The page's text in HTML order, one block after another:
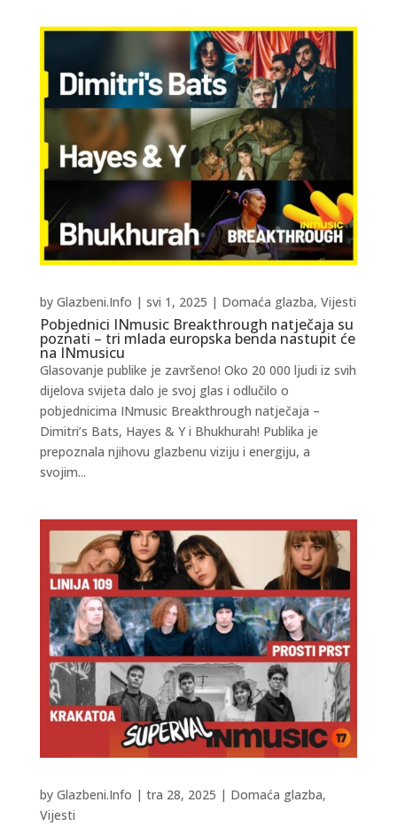
Pobjednici INmusic Breakthrough natječaja su
poznati – tri mlada europska benda nastupit će
na INmusicu
by Glazbeni.Info | svi 1, 2025 | Domaća glazba, Vijesti
Glasovanje publike je završeno! Oko 20 000 ljudi iz svih
dijelova svijeta dalo je svoj glas i odlučilo o
pobjednicima INmusic Breakthrough natječaja –
Dimitri’s Bats, Hayes & Y i Bhukhurah! Publika je
prepoznala njihovu glazbenu viziju i energiju, a
svojim...
by Glazbeni.Info | tra 28, 2025 | Domaća glazba,
Vijesti